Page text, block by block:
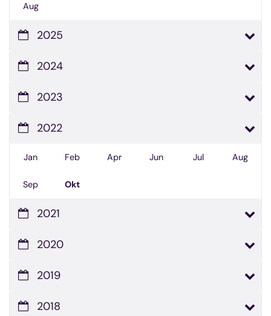
Aug
2025
2024
2023
2022
Jan Feb Apr Jun Jul Aug
Sep Okt
2021
2020
2019
2018